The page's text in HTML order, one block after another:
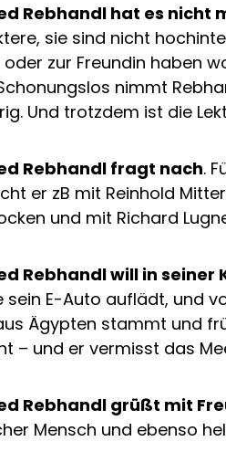
Rebhandl hat es nicht
sie sind nicht
oder zur Freundin haben
nimmt
Und trotzdem ist die
Rebhandl fragt nach.
er zB mit Reinhold
und mit Richard
Rebhandl will in seiner
sein E-Auto auflädt, und
Ägypten stammt und
– und er vermisst das
Rebhandl grüßt mit
Mensch und ebenso